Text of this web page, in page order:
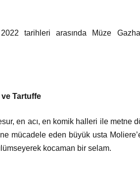
tarihleri arasında Müze
Tartuffe
cesur, en acı, en komik halleri ile
mücadele eden büyük usta
kocaman bir selam.